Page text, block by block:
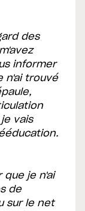
des
informer
n'ai trouvé
vais
que je n'ai
de
sur le net